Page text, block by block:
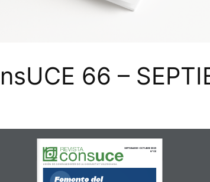
66 –
SEPTIEMBRE-OCTUBRE 2023
Nº 66
UNIÓN DE CONSUMIDORES DE LA COMUNITAT VALENCIANA